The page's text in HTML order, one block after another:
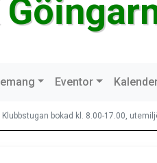
Eventor
Klubbstugan bokad kl. 8.00-17.00,